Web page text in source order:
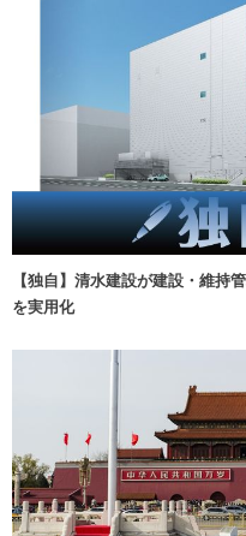
【独自】清水建設が建設・維持
を実用化